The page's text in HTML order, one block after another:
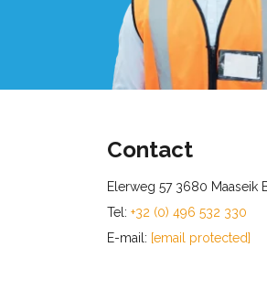
Contact
Elerweg 57 3680 Maaseik
Tel: +32 (0) 496 532 330
E-mail: [email protected]